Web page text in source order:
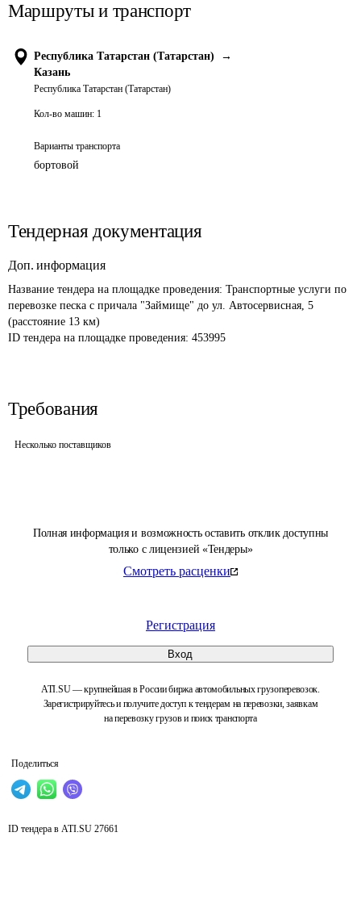
Полная информация и возможность оставить отклик доступны
только с лицензией «Тендеры»
Смотреть расценки
Регистрация
Вход
ATI.SU — крупнейшая в России биржа автомобильных грузоперевозок.
Зарегистрируйтесь и получите доступ к тендерам на перевозки, заявкам
на перевозку грузов и поиск транспорта
Поделиться
Маршруты и транспорт
Республика Татарстан (Татарстан)
→
Казань
Республика Татарстан (Татарстан)
Кол-во машин: 1
Варианты транспорта
бортовой
Тендерная документация
Доп. информация
Название тендера на площадке проведения: Транспортные услуги по
перевозке песка с причала "Займище" до ул. Автосервисная, 5
(расстояние 13 км)
ID тендера на площадке проведения: 453995
Требования
Несколько поставщиков
ID тендера в ATI.SU 27661